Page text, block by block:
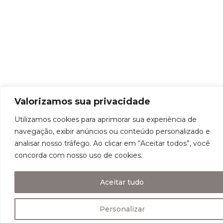
Valorizamos sua privacidade
Utilizamos cookies para aprimorar sua experiência de
navegação, exibir anúncios ou conteúdo personalizado e
analisar nosso tráfego. Ao clicar em “Aceitar todos”, você
concorda com nosso uso de cookies.
Personalizar
Aceitar tudo